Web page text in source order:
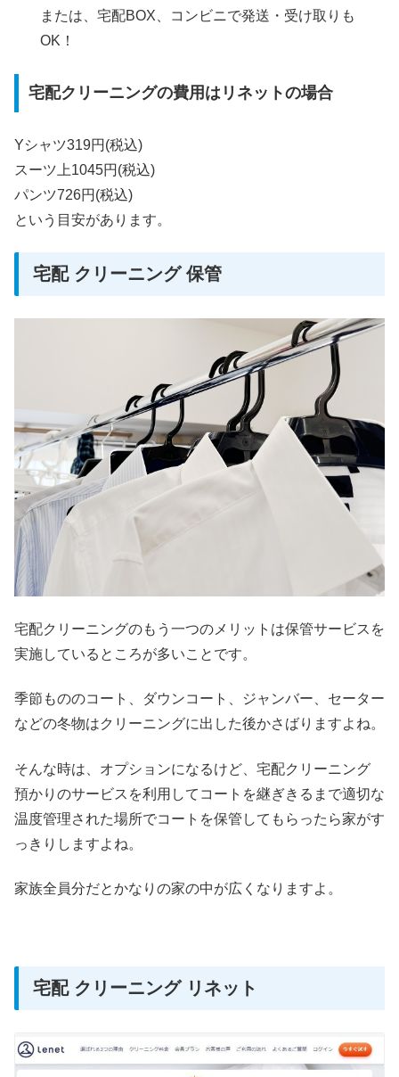
または、宅配BOX、コンビニで発送・受け取りも
OK！
宅配クリーニングの費用はリネットの場合
Yシャツ319円(税込)
スーツ上1045円(税込)
パンツ726円(税込)
という目安があります。
宅配 クリーニング 保管
宅配クリーニングのもう一つのメリットは保管サービスを
実施しているところが多いことです。
季節もののコート、ダウンコート、ジャンバー、セーター
などの冬物はクリーニングに出した後かさばりますよね。
そんな時は、オプションになるけど、宅配クリーニング
預かりのサービスを利用してコートを継ぎきるまで適切な
温度管理された場所でコートを保管してもらったら家がす
っきりしますよね。
家族全員分だとかなりの家の中が広くなりますよ。
宅配 クリーニング リネット